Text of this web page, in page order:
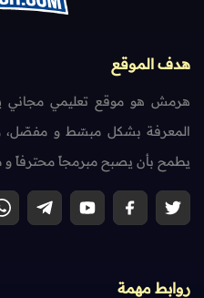
هدف الموقع
هرمش هو موقع تعليمي مجاني
المعرفة بشكل مبسّط و مفصّل،
يطمح بأن يصبح مبرمجاً محترفاً و
روابط مهمة